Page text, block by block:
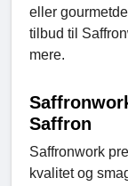
eller
tilbud til
mere.
Saffron
Saffronwork
kvalitet og